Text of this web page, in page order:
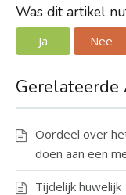
Was dit artikel
Ja Nee
Oordeel over
doen aan een
Tijdelijk huwelijk